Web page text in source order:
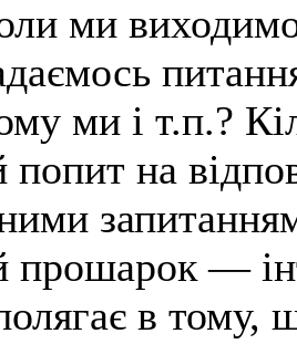
ми
ми і т.п.?
попит на
прошарок —
в